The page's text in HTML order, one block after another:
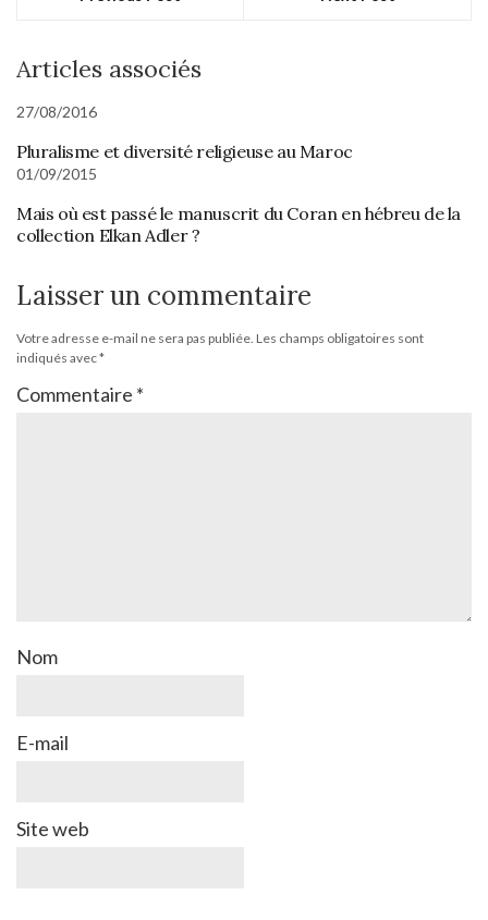
Articles associés
27/08/2016
Pluralisme et diversité religieuse au Maroc
01/09/2015
Mais où est passé le manuscrit du Coran en hébreu de la
collection Elkan Adler ?
Laisser un commentaire
Votre adresse e-mail ne sera pas publiée. Les champs obligatoires sont
indiqués avec*
Commentaire *
Nom
E-mail
Site web